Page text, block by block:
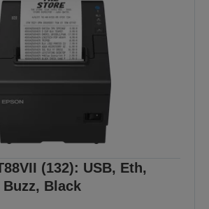
(132): USB, Eth,
Buzz, Black